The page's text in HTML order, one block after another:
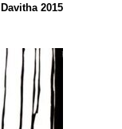
2015